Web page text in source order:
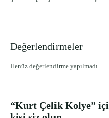
Değerlendirmeler
Henüz değerlendirme yapılmadı.
“Kurt Çelik Kolye”